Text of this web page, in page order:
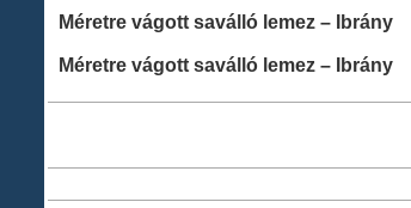
Méretre vágott saválló lemez – Ibrány
Méretre vágott saválló lemez – Ibrány